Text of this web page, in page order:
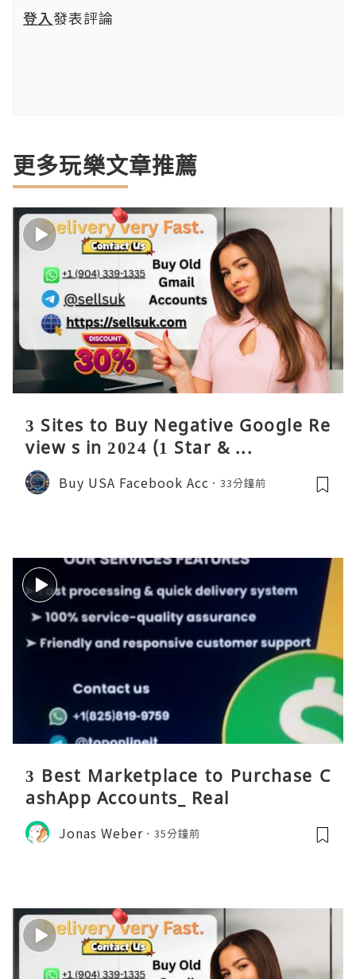
登入發表評論
更多玩樂文章推薦
3 Sites to Buy Negative Google Re
view s in 2024 (1 Star & ...
Buy USA Facebook Acc 33分鐘前
3 Best Marketplace to Purchase C
ashApp Accounts_ Real
Jonas Weber 35分鐘前